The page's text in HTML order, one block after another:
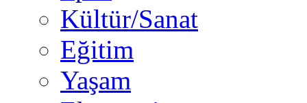
Kültür/Sanat
Eğitim
Yaşam